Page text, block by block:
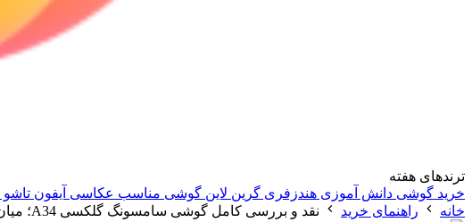
ترندهای هفته
خرید گوشی دانش آموزی هندزفری گرین لاین گوشی مناسب عکاسی آیفون تاشو
خانه
راهنمای خرید نقد و بررسی کامل گوشی سامسونگ گلکسی A34؛ میان رده‌ای با طراحی آشنا